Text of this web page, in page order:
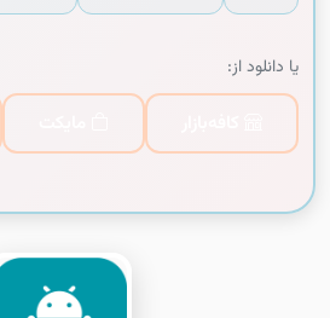
یا دانلود از: